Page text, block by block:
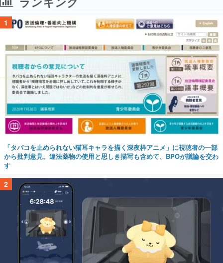
1
「タバコを止められない猫耳キャラを描く深夜枠アニメ」に視聴者の一部
から批判意見。違法薬物の使用と思しき描写も含めて、BPOが議論を交わ
す
2